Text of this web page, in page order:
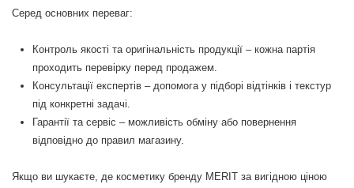
Серед основних переваг:
Контроль якості та оригінальність продукції – кожна партія
проходить перевірку перед продажем.
Консультації експертів – допомога у підборі відтінків і текстур
під конкретні задачі.
Гарантії та сервіс – можливість обміну або повернення
відповідно до правил магазину.
Якщо ви шукаєте, де косметику бренду MERIT за вигідною ціною